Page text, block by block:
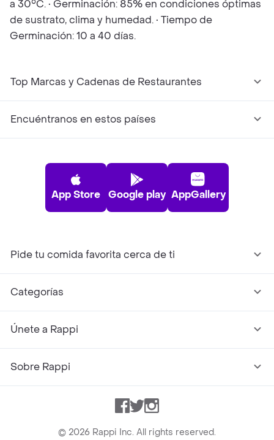
a 30°C. • Germinación: 85% en condiciones óptimas
de sustrato, clima y humedad. • Tiempo de
Germinación: 10 a 40 días.
Top Marcas y Cadenas de Restaurantes
Encuéntranos en estos países
App Store Google play AppGallery
Pide tu comida favorita cerca de ti
Categorías
Únete a Rappi
Sobre Rappi
Facebook
TwitterInstagram
© 2026 Rappi Inc. All rights reserved.